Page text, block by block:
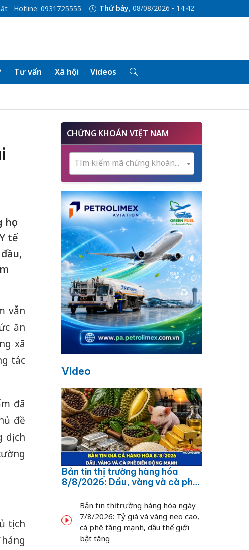
Hotline: 0931725555 Thứ bảy, 08/08/2026 - 14:42
Tư vấn Xã hội Videos
tế
vẫn
ăn
xã
tác
đã
đề
dịch
tịch
CHỨNG KHOÁN VIỆT NAM
Tìm kiếm mã chứng khoán...
Video
Bản tin thị trường hàng hóa
8/8/2026: Dầu, vàng và cà phê
Bản tin thị trường hàng hóa ngày
7/8/2026: Tỷ giá và vàng neo cao,
cà phê tăng mạnh, dầu thế giới
bật tăng